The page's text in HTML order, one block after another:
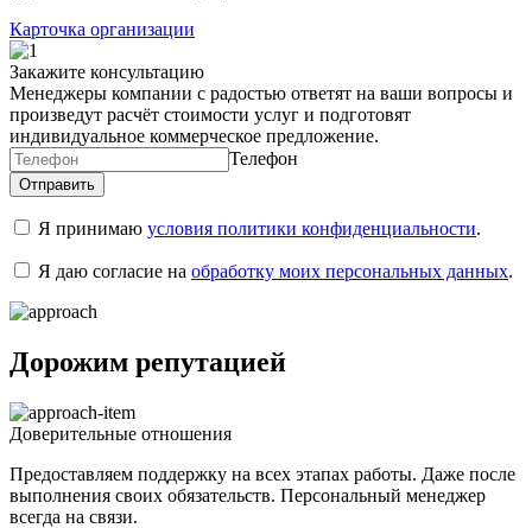
Карточка организации
Закажите консультацию
Менеджеры компании с радостью ответят на ваши вопросы и
произведут расчёт стоимости услуг и подготовят
индивидуальное коммерческое предложение.
Телефон
Я принимаю условия политики конфиденциальности.
Я даю согласие на обработку моих персональных данных.
Дорожим репутацией
Доверительные отношения
Предоставляем поддержку на всех этапах работы. Даже после
выполнения своих обязательств. Персональный менеджер
всегда на связи.